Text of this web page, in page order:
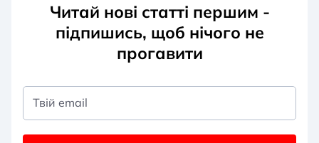
Читай нові статті першим -
підпишись, щоб нічого не
прогавити
Твій email